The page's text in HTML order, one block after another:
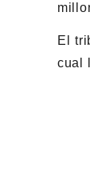
El
cual